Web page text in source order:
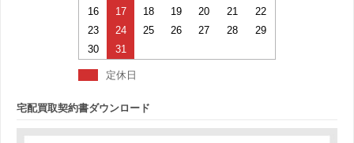
16
17 18 19 20 21
22
23
24 25 26 27 28
29
30
31
定休日
宅配買取契約書ダウンロード